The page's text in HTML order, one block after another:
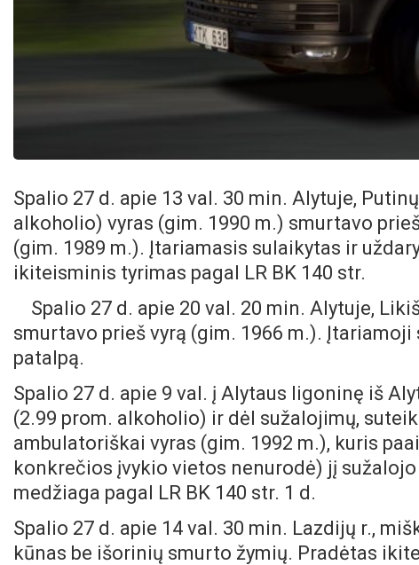
Spalio 27 d. apie 13 val. 30 min. Alytuje,
alkoholio) vyras (gim. 1990 m.) smurtavo
(gim. 1989 m.). Įtariamasis sulaikytas ir
ikiteisminis tyrimas pagal LR BK 140 str.
Spalio 27 d. apie 20 val. 20 min. Alytuje,
smurtavo prieš vyrą (gim. 1966 m.).
patalpą.
Spalio 27 d. apie 9 val. į Alytaus ligoninę iš
(2.99 prom. alkoholio) ir dėl sužalojimų,
ambulatoriškai vyras (gim. 1992 m.), kuris
konkrečios įvykio vietos nenurodė) jį
medžiaga pagal LR BK 140 str. 1 d.
Spalio 27 d. apie 14 val. 30 min. Lazdijų r.,
kūnas be išorinių smurto žymių. Pradėtas